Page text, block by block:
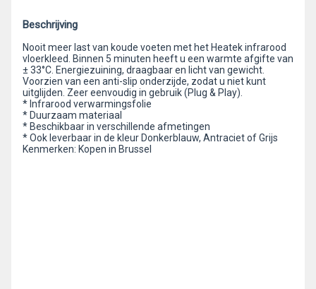
Beschrijving
Nooit meer last van koude voeten met het Heatek infrarood
vloerkleed. Binnen 5 minuten heeft u een warmte afgifte van
± 33°C. Energiezuining, draagbaar en licht van gewicht.
Voorzien van een anti-slip onderzijde, zodat u niet kunt
uitglijden. Zeer eenvoudig in gebruik (Plug & Play).
* Infrarood verwarmingsfolie
* Duurzaam materiaal
* Beschikbaar in verschillende afmetingen
* Ook leverbaar in de kleur Donkerblauw, Antraciet of Grijs
Kenmerken: Kopen in Brussel